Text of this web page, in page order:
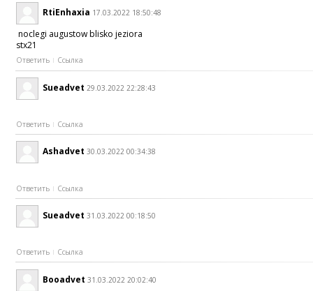
RtiEnhaxia 17.03.2022 18:50:48
noclegi augustow blisko jeziora
stx21
Ответить Ссылка
Sueadvet 29.03.2022 22:28:43
Ответить Ссылка
Ashadvet 30.03.2022 00:34:38
Ответить Ссылка
Sueadvet 31.03.2022 00:18:50
Ответить Ссылка
Booadvet 31.03.2022 20:02:40